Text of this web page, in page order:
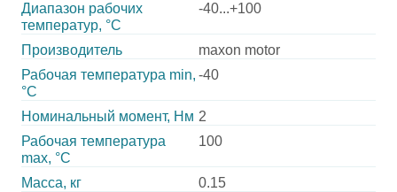
Диапазон рабочих
температур, °С
-40...+100
Производитель
maxon motor
Рабочая температура min,
°С
-40
Номинальный момент, Нм 2
Рабочая температура
max, °С
100
Масса, кг
0.15